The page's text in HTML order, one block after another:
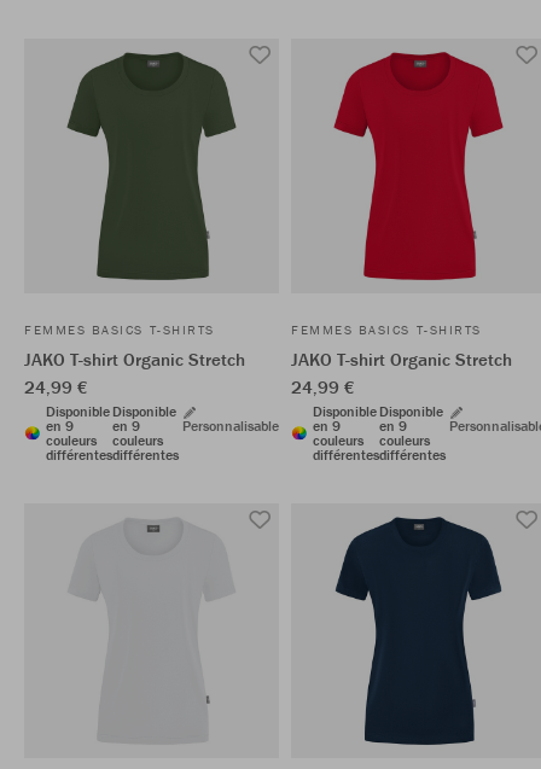
FEMMES BASICS T-SHIRTS
JAKO T-shirt Organic Stretch
24,99 €
Disponible
en 9
couleurs
différentes
Disponible
en 9
couleurs
différentes
Personnalisable
FEMMES BASICS T-SHIRTS
JAKO T-shirt Organic Stretch
24,99 €
Disponible
en 9
couleurs
différentes
Disponible
en 9
couleurs
différentes